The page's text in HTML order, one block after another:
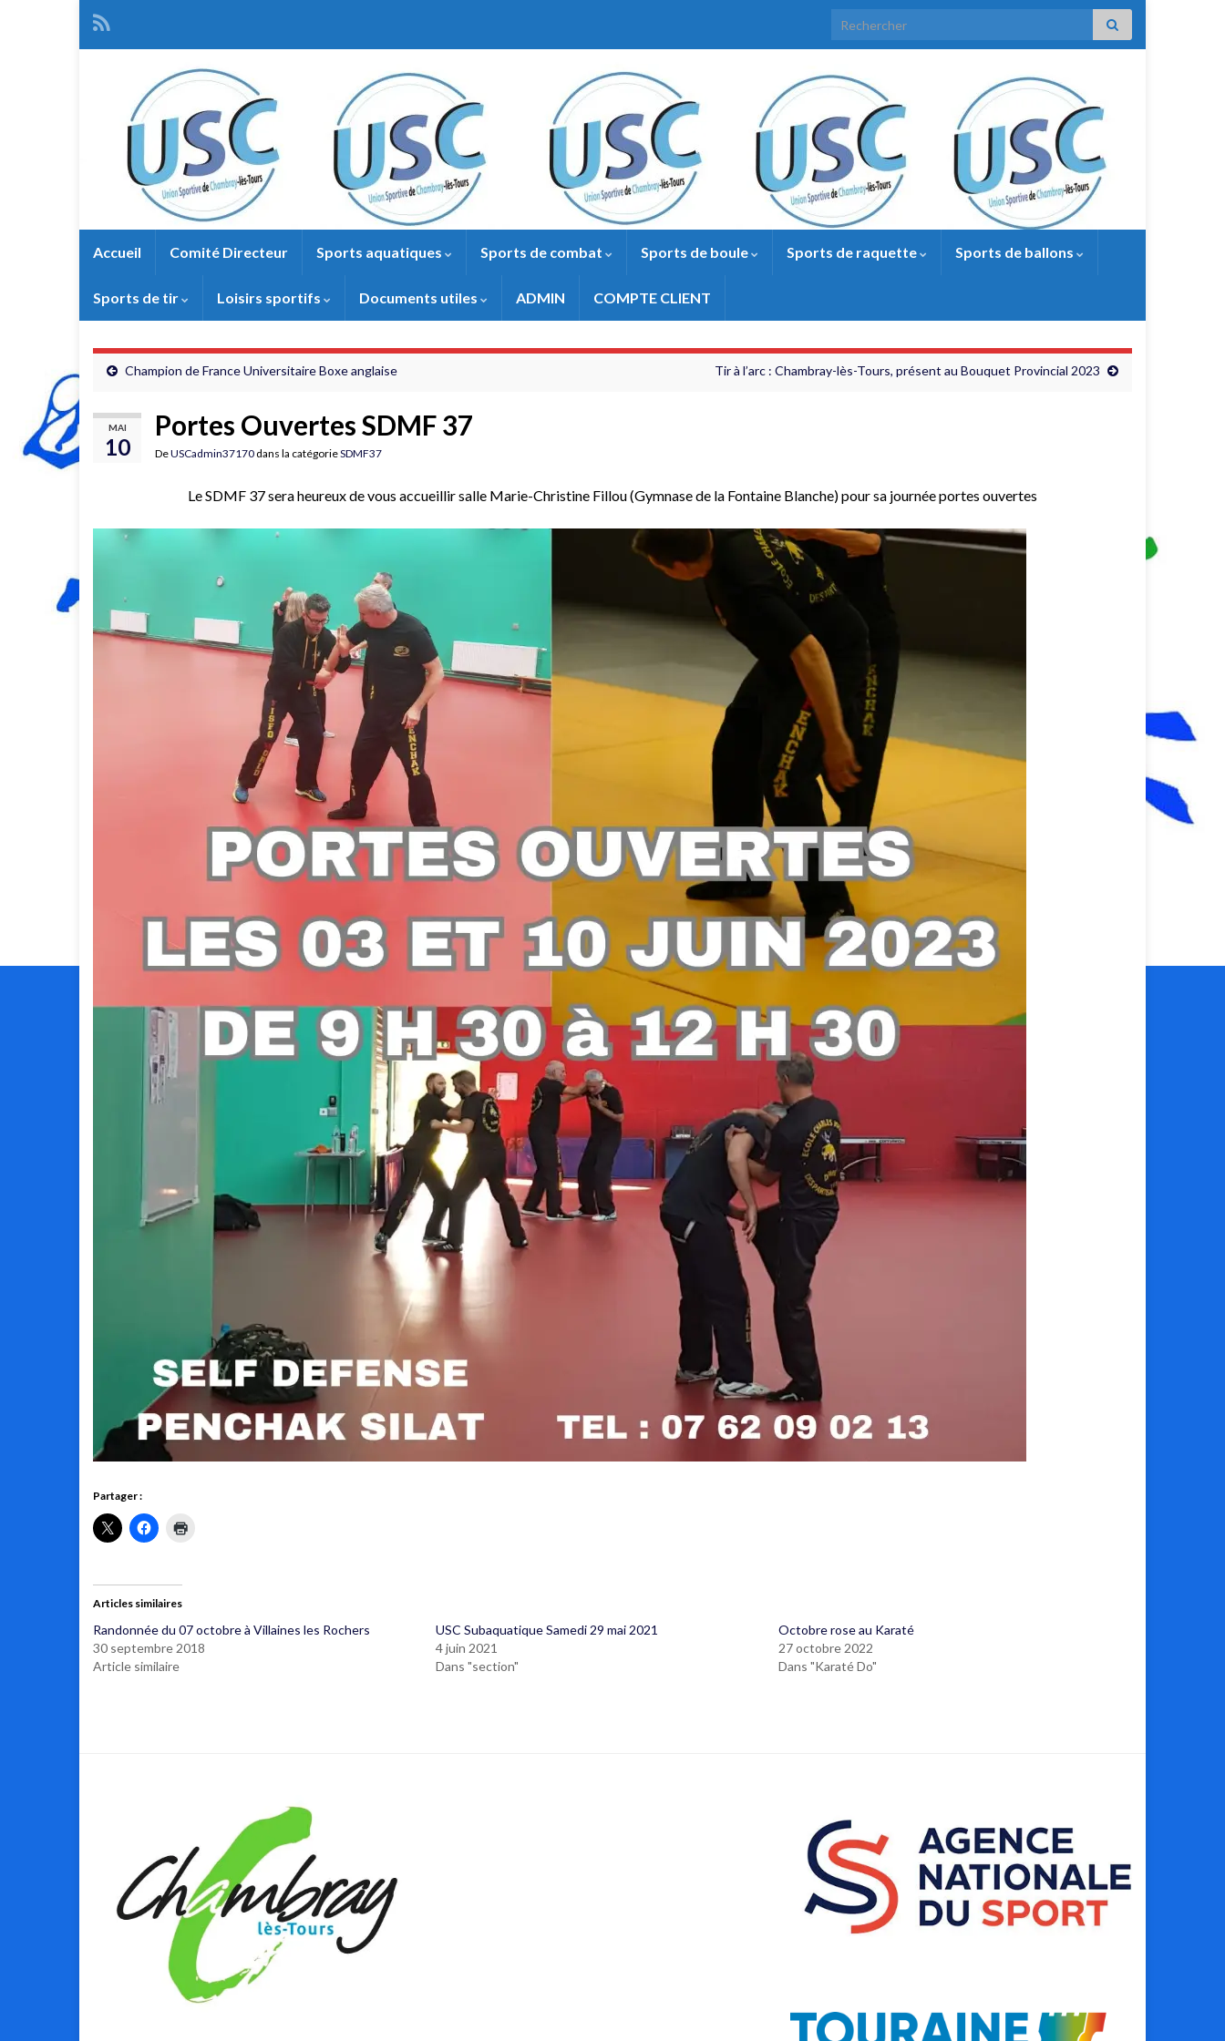
Search for:
Accueil Comité Directeur Sports aquatiques Sports de combat Sports de boule Sports de raquette Sports de ballons
Sports de tir Loisirs sportifs Documents utiles ADMIN COMPTE CLIENT
Champion de France Universitaire Boxe anglaise Tir à l’arc : Chambray-lès-Tours, présent au Bouquet Provincial 2023
MAI
10
Portes Ouvertes SDMF 37
DeUSCadmin37170 dans la catégorieSDMF37
Le SDMF 37 sera heureux de vous accueillir salle Marie-Christine Fillou (Gymnase de la Fontaine Blanche) pour sa journée portes ouvertes
Partager :
Articles similaires
Randonnée du 07 octobre à Villaines les Rochers
30 septembre 2018
Article similaire
USC Subaquatique Samedi 29 mai 2021
4 juin 2021
Dans "section"
Octobre rose au Karaté
27 octobre 2022
Dans "Karaté Do"